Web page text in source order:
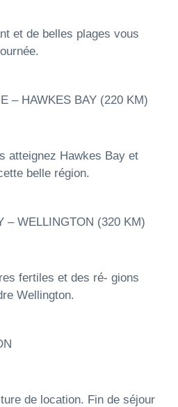
et de belles plages vous
– HAWKES BAY (220 KM)
atteignez Hawkes Bay et
belle région.
– WELLINGTON (320 KM)
fertiles et des ré- gions
Wellington.
de location. Fin de séjour